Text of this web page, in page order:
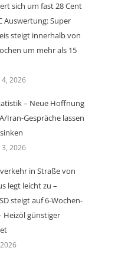
sich um fast 28 Cent
Auswertung: Super
steigt innerhalb von
um mehr als 15
2026
– Neue Hoffnung
Iran-Gespräche lassen
2026
in Straße von
legt leicht zu –
steigt auf 6-Wochen-
Heizöl günstiger